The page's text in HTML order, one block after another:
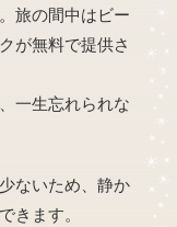
旅の間中はビー
が無料で提供さ
一生忘れられな
ないため、静か
きます。